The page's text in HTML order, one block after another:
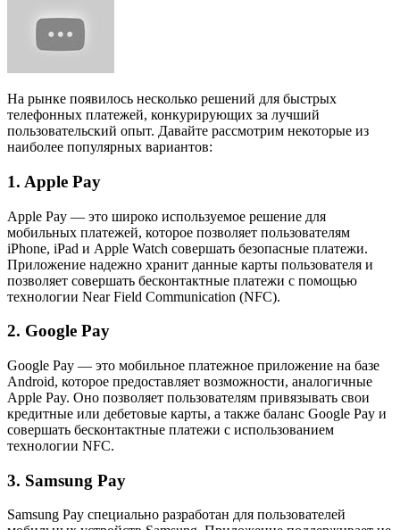
На рынке появилось несколько решений для быстрых
телефонных платежей, конкурирующих за лучший
пользовательский опыт. Давайте рассмотрим некоторые из
наиболее популярных вариантов:
1. Apple Pay
Apple Pay — это широко используемое решение для
мобильных платежей, которое позволяет пользователям
iPhone, iPad и Apple Watch совершать безопасные платежи.
Приложение надежно хранит данные карты пользователя и
позволяет совершать бесконтактные платежи с помощью
технологии Near Field Communication (NFC).
2. Google Pay
Google Pay — это мобильное платежное приложение на базе
Android, которое предоставляет возможности, аналогичные
Apple Pay. Оно позволяет пользователям привязывать свои
кредитные или дебетовые карты, а также баланс Google Pay и
совершать бесконтактные платежи с использованием
технологии NFC.
3. Samsung Pay
Samsung Pay специально разработан для пользователей